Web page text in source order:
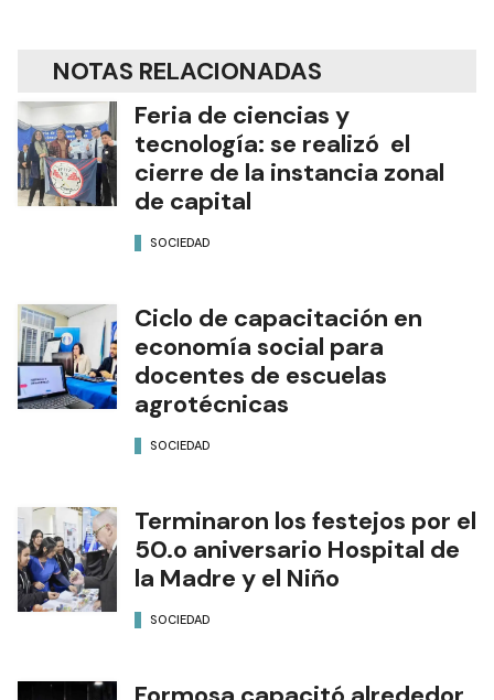
NOTAS RELACIONADAS
Feria de ciencias y
tecnología: se realizó el
cierre de la instancia zonal
de capital
SOCIEDAD
Ciclo de capacitación en
economía social para
docentes de escuelas
agrotécnicas
SOCIEDAD
Terminaron los festejos por el
50.o aniversario Hospital de
la Madre y el Niño
SOCIEDAD